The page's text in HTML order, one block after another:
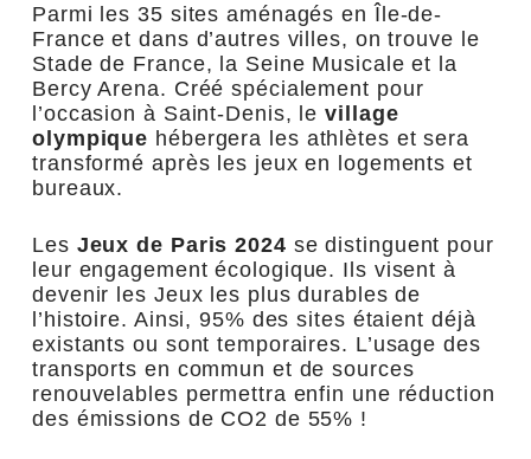
Parmi les 35 sites aménagés en Île-de-
France et dans d’autres villes, on trouve le
Stade de France, la Seine Musicale et la
Bercy Arena. Créé spécialement pour
l’occasion à Saint-Denis, levillage
olympique hébergera les athlètes et sera
transformé après les jeux en logements et
bureaux.
Les Jeux de Paris 2024 se distinguent pour
leur engagement écologique. Ils visent à
devenir les Jeux les plus durables de
l’histoire. Ainsi, 95% des sites étaient déjà
existants ou sont temporaires. L’usage des
transports en commun et de sources
renouvelables permettra enfin une réduction
des émissions de CO2 de 55% !